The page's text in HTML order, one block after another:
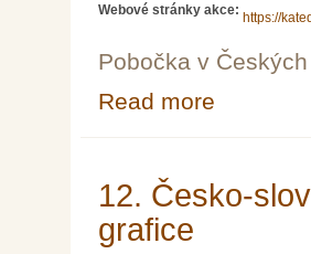
Webové stránky akce:
https://
Pobočka v
Read more
12. Česko-
grafice